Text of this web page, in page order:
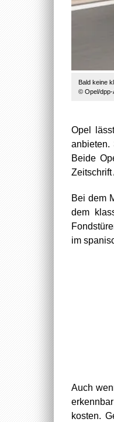
Bald keine
© Opel/dpp-
Opel
anbieten.
Beide
Bei dem
dem
im
Auch
kosten.